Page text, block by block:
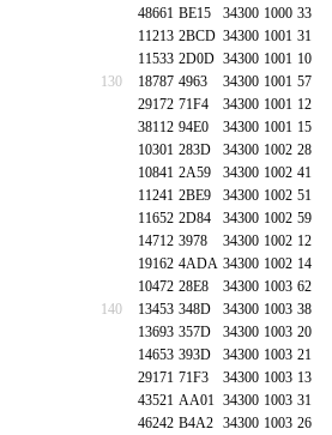
48661 BE15 34300 1000 33
11213 2BCD 34300 1001 31
11533 2D0D 34300 1001 10
130
18787 4963 34300 1001 57
29172 71F4 34300 1001 12
38112 94E0 34300 1001 15
10301 283D 34300 1002 28
10841 2A59 34300 1002 41
11241 2BE9 34300 1002 51
11652 2D84 34300 1002 59
14712 3978 34300 1002 12
19162 4ADA 34300 1002 14
10472 28E8 34300 1003 62
140
13453 348D 34300 1003 38
13693 357D 34300 1003 20
14653 393D 34300 1003 21
29171 71F3 34300 1003 13
43521 AA01 34300 1003 31
46242 B4A2 34300 1003 26